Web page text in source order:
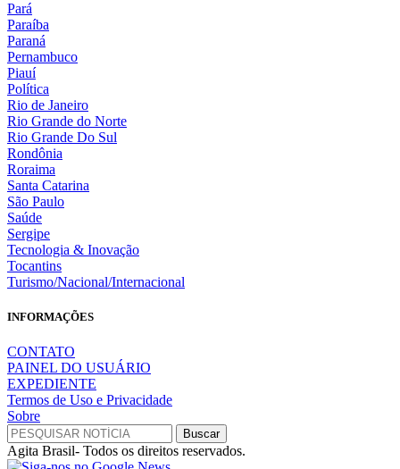
Pará
Paraíba
Paraná
Pernambuco
Piauí
Política
Rio de Janeiro
Rio Grande do Norte
Rio Grande Do Sul
Rondônia
Roraima
Santa Catarina
São Paulo
Saúde
Sergipe
Tecnologia & Inovação
Tocantins
Turismo/Nacional/Internacional
INFORMAÇÕES
CONTATO
PAINEL DO USUÁRIO
EXPEDIENTE
Termos de Uso e Privacidade
Sobre
Agita Brasil- Todos os direitos reservados.